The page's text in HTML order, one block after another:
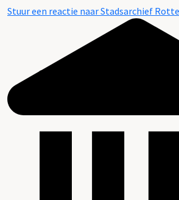
Stuur een reactie naar Stadsarchief